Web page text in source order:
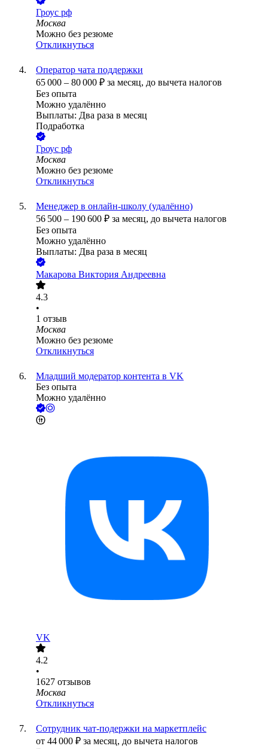
Гроус рф
Москва
Можно без резюме
Откликнуться
Оператор чата поддержки
65 000 – 80 000 ₽ за месяц, до вычета налогов
Без опыта
Можно удалённо
Выплаты: Два раза в месяц
Подработка
Гроус рф
Москва
Можно без резюме
Откликнуться
Менеджер в онлайн-школу (удалённо)
56 500 – 190 600 ₽ за месяц, до вычета налогов
Без опыта
Можно удалённо
Выплаты: Два раза в месяц
Макарова Виктория Андреевна
4.3
•
1 отзыв
Москва
Можно без резюме
Откликнуться
Младший модератор контента в VK
Без опыта
Можно удалённо
VK
4.2
•
1627 отзывов
Москва
Откликнуться
Сотрудник чат-подержки на маркетплейс
от 44 000 ₽ за месяц, до вычета налогов